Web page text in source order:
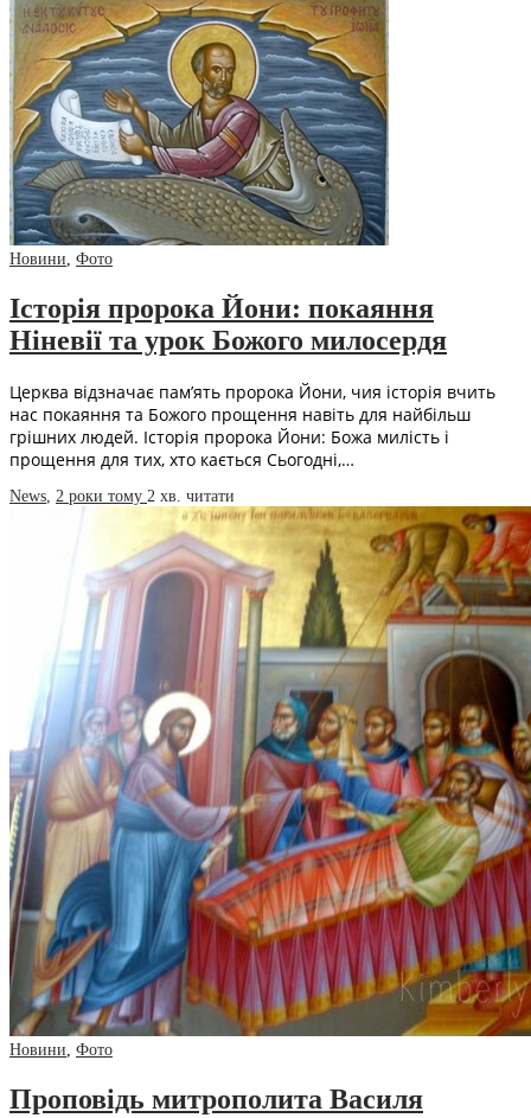
Новини, Фото
Історія пророка Йони: покаяння
Ніневії та урок Божого милосердя
Церква відзначає пам’ять пророка Йони, чия історія вчить
нас покаяння та Божого прощення навіть для найбільш
грішних людей. Історія пророка Йони: Божа милість і
прощення для тих, хто кається Сьогодні,…
News, 2 роки тому 2 хв. читати
Новини, Фото
Проповідь митрополита Василя